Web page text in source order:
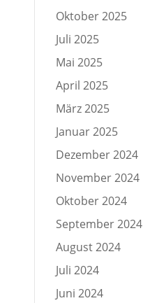
Oktober 2025
Juli 2025
Mai 2025
April 2025
März 2025
Januar 2025
Dezember 2024
November 2024
Oktober 2024
September 2024
August 2024
Juli 2024
Juni 2024